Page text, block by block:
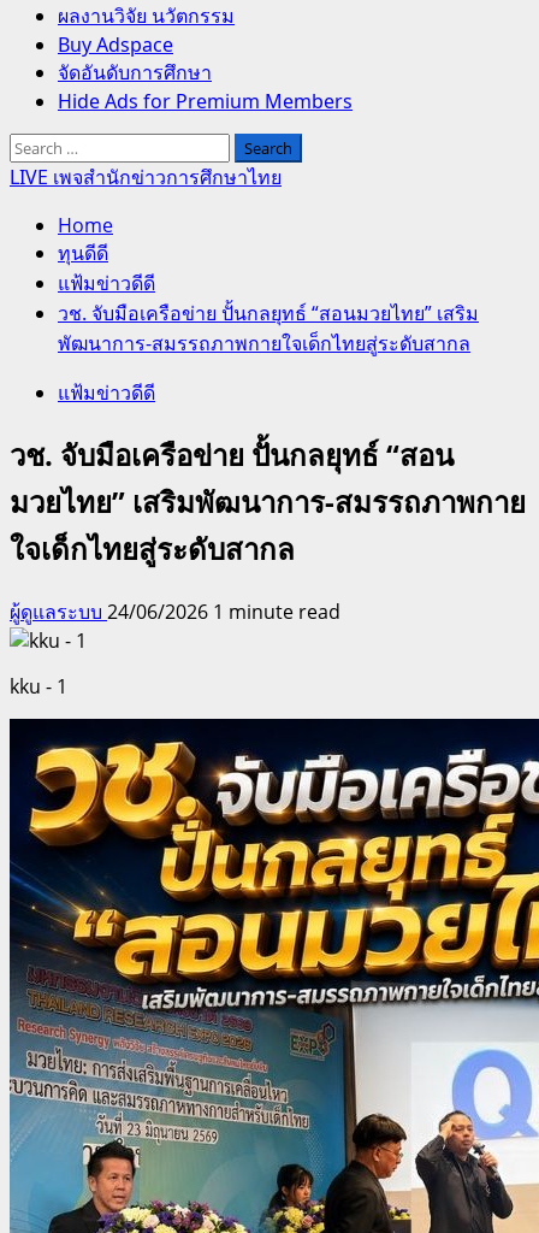
ผลงานวิจัย นวัตกรรม
Buy Adspace
จัดอันดับการศึกษา
Hide Ads for Premium Members
Search
for:
LIVE เพจสำนักข่าวการศึกษาไทย
Home
ทุนดีดี
แฟ้มข่าวดีดี
วช. จับมือเครือข่าย ปั้นกลยุทธ์ “สอนมวยไทย” เสริม
พัฒนาการ-สมรรถภาพกายใจเด็กไทยสู่ระดับสากล
แฟ้มข่าวดีดี
วช. จับมือเครือข่าย ปั้นกลยุทธ์ “สอน
มวยไทย” เสริมพัฒนาการ-สมรรถภาพกาย
ใจเด็กไทยสู่ระดับสากล
ผู้ดูแลระบบ 24/06/2026 1 minute read
kku - 1